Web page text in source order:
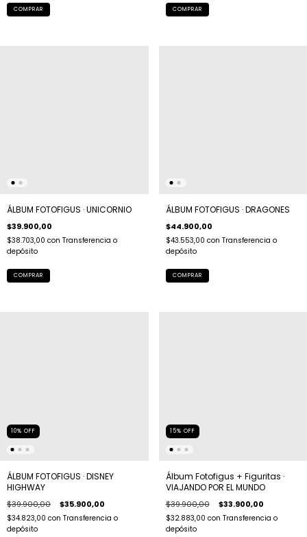
ÁLBUM FOTOFIGUS · UNICORNIO
$39.900,00
$38.703,00 con Transferencia o
depósito
ÁLBUM FOTOFIGUS · DRAGONES
$44.900,00
$43.553,00 con Transferencia o
depósito
10% OFF
ÁLBUM FOTOFIGUS · DISNEY
HIGHWAY
$39.900,00 $35.900,00
$34.823,00 con Transferencia o
depósito
15% OFF
Álbum Fotofigus + Figuritas ·
VIAJANDO POR EL MUNDO
$39.900,00 $33.900,00
$32.883,00 con Transferencia o
depósito